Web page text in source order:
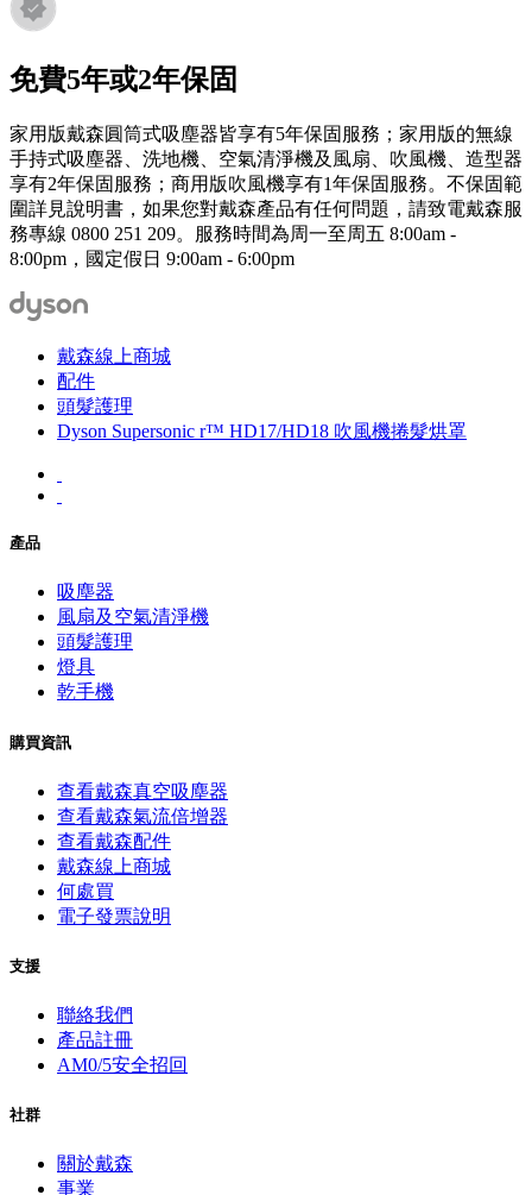
免費5年或2年保固
家用版戴森圓筒式吸塵器皆享有5年保固服務；家用版的無線
手持式吸塵器、洗地機、空氣清淨機及風扇、吹風機、造型器
享有2年保固服務；商用版吹風機享有1年保固服務。不保固範
圍詳見說明書，如果您對戴森產品有任何問題，請致電戴森服
務專線 0800 251 209。服務時間為周一至周五 8:00am -
8:00pm，國定假日 9:00am - 6:00pm
戴森線上商城
配件
頭髮護理
Dyson Supersonic r™ HD17/HD18 吹風機捲髮烘罩
產品
吸塵器
風扇及空氣清淨機
頭髮護理
燈具
乾手機
購買資訊
查看戴森真空吸塵器
查看戴森氣流倍增器
查看戴森配件
戴森線上商城
何處買
電子發票說明
支援
聯絡我們
產品註冊
AM0/5安全招回
社群
關於戴森
事業